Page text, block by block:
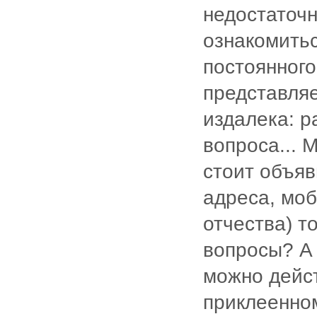
издалека:
вопроса...
стоит
адреса,
отчества)
вопросы? А
можно